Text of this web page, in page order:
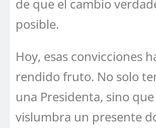
de que el cambio
posible.
Hoy, esas convicciones
rendido fruto. No solo
una Presidenta, sino que
vislumbra un presente